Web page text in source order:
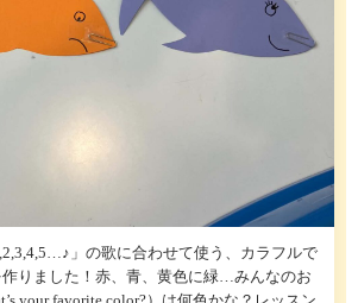
」の歌に合わせて使う、カラフルで
りました！赤、青、黄色に緑…みんなのお